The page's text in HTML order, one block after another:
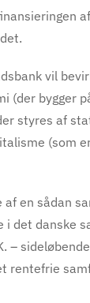
vil
(der bygger
styres af
(som
en sådan
det danske
–
rentefrie